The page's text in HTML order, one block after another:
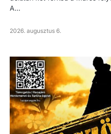
A…
2026. augusztus 6.